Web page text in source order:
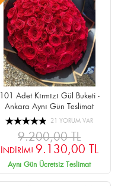
101 Adet Kırmızı Gül Buketi -
Ankara Aynı Gün Teslimat
21 YORUM VAR
9.200,00 TL
İNDİRİM! 9.130,00 TL
Aynı Gün Ücretsiz Teslimat